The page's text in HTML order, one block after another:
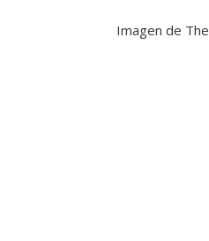
Imagen de